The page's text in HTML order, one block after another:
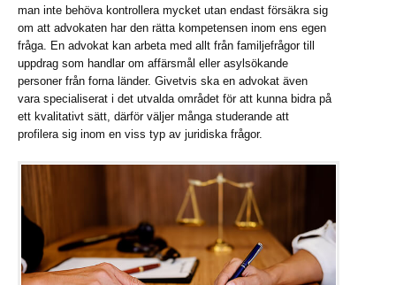
man inte behöva kontrollera mycket utan endast försäkra sig
om att advokaten har den rätta kompetensen inom ens egen
fråga. En advokat kan arbeta med allt från familjefrågor till
uppdrag som handlar om affärsmål eller asylsökande
personer från forna länder. Givetvis ska en advokat även
vara specialiserat i det utvalda området för att kunna bidra på
ett kvalitativt sätt, därför väljer många studerande att
profilera sig inom en viss typ av juridiska frågor.